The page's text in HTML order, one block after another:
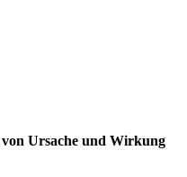
Ursache und Wirkung